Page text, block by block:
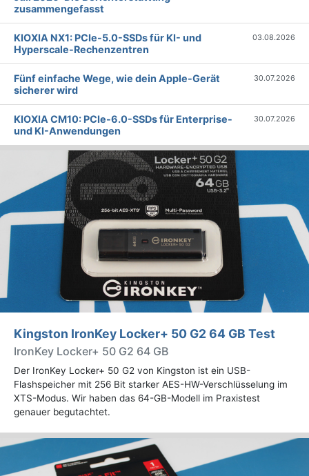
zusammengefasst
KIOXIA NX1: PCIe-5.0-SSDs für KI- und
Hyperscale-Rechenzentren
03.08.2026
Fünf einfache Wege, wie dein Apple-Gerät
sicherer wird
30.07.2026
KIOXIA CM10: PCIe-6.0-SSDs für Enterprise-
und KI-Anwendungen
30.07.2026
Kingston IronKey Locker+ 50 G2 64 GB Test
IronKey Locker+ 50 G2 64 GB
Der IronKey Locker+ 50 G2 von Kingston ist ein USB-
Flashspeicher mit 256 Bit starker AES-HW-Verschlüsselung im
XTS-Modus. Wir haben das 64-GB-Modell im Praxistest
genauer begutachtet.